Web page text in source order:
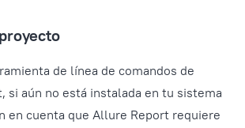
de línea de comandos de
si aún no está instalada en tu sistema
en cuenta que Allure Report requiere